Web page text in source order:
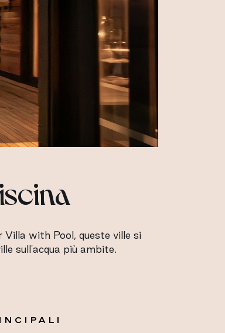
Villa with Pool, queste ville si
sull'acqua più ambite.